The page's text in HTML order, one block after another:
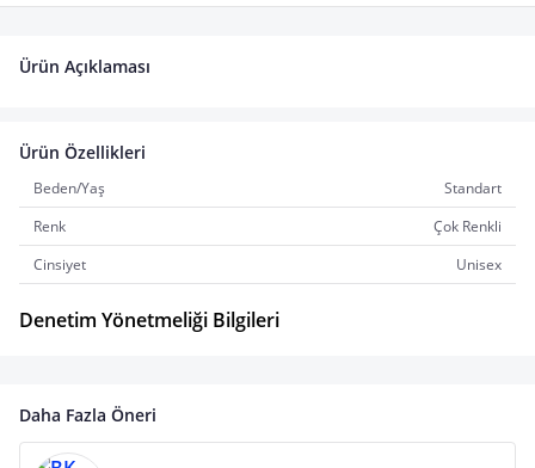
Ürün Açıklaması
Ürün Özellikleri
Beden/Yaş
Standart
Renk
Çok Renkli
Cinsiyet
Unisex
Denetim Yönetmeliği Bilgileri
Daha Fazla Öneri